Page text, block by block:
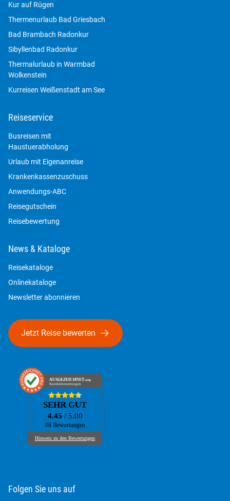
Kur auf Rügen
Thermenurlaub Bad Griesbach
Bad Brambach Radonkur
Sibyllenbad Radonkur
Thermalurlaub in Warmbad
Wolkenstein
Kurreisen Weißenstadt am See
Reiseservice
Busreisen mit
Haustuerabholung
Urlaub mit Eigenanreise
Krankenkassenzuschuss
Anwendungs-ABC
Reisegutschein
Reisebewertung
News & Kataloge
Reisekataloge
Onlinekataloge
Newsletter abonnieren
Jetzt Reise bewerten
Folgen Sie uns auf